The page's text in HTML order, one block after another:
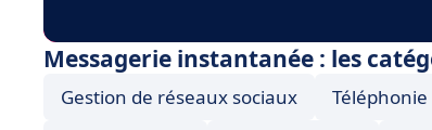
Messagerie instantanée : les
Gestion de réseaux sociaux Téléphonie